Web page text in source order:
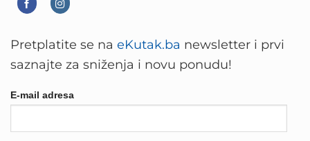
Pretplatite se na eKutak.ba newsletter i prvi
saznajte za sniženja i novu ponudu!
E-mail adresa